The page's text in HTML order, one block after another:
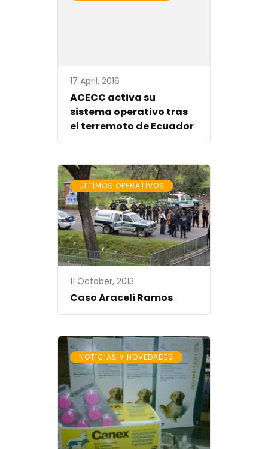
17 April, 2016
ACECC activa su
sistema operativo tras
el terremoto de Ecuador
ÚLTIMOS OPERATIVOS
11 October, 2013
Caso Araceli Ramos
NOTICIAS Y NOVEDADES